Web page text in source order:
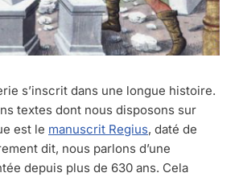
s’inscrit dans une longue histoire.
textes dont nous disposons sur
est le manuscrit Regius, daté de
dit, nous parlons d’une
depuis plus de 630 ans. Cela